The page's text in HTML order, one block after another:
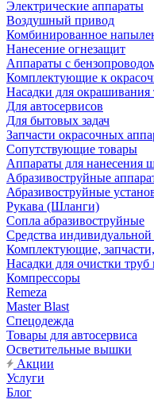
Электрические аппараты
Воздушный привод
Комбинированное
Нанесение огнезащит
Аппараты с
Комплектующие к
Насадки для окрашивания
Для автосервисов
Для бытовых задач
Запчасти окрасочных
Сопутствующие товары
Аппараты для нанесения
Aбразивоструйные
Абразивоструйные
Рукава (Шланги)
Сопла абразивоструйные
Средства
Комплектующие,
Насадки для очистки труб
Компрессоры
Remeza
Master Blast
Спецодежда
Товары для автосервиса
Осветительные вышки
Акции
Услуги
Блог